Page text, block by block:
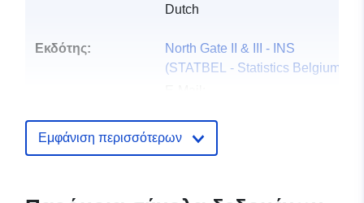
Dutch
Εκδότης:
North Gate II & III - INS
(STATBEL - Statistics Belgium)
Αρχική σελίδα:
https://statbel.fgov.be/
Εμφάνιση περισσότερων